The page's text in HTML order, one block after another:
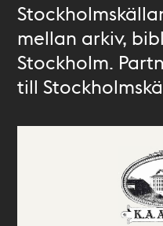
mellan arkiv,
Stockholm.
till